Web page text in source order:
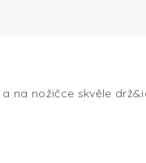
na nožičce skvěle